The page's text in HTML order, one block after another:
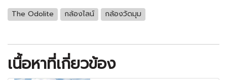
The Odolite กล้องไลน์ กล้องวัดมุม
เนื้อหาที่เกี่ยวข้อง